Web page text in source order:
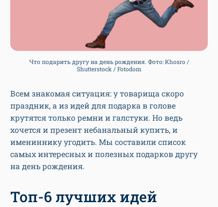
Что подарить другу на день рождения. Фото: Khosro /
Shutterstock / Fotodom
Всем знакомая ситуация: у товарища скоро
праздник, а из идей для подарка в голове
крутятся только ремни и галстуки. Но ведь
хочется и презент небанальный купить, и
имениннику угодить. Мы составили список
самых интересных и полезных подарков другу
на день рождения.
Топ-6 лучших идей